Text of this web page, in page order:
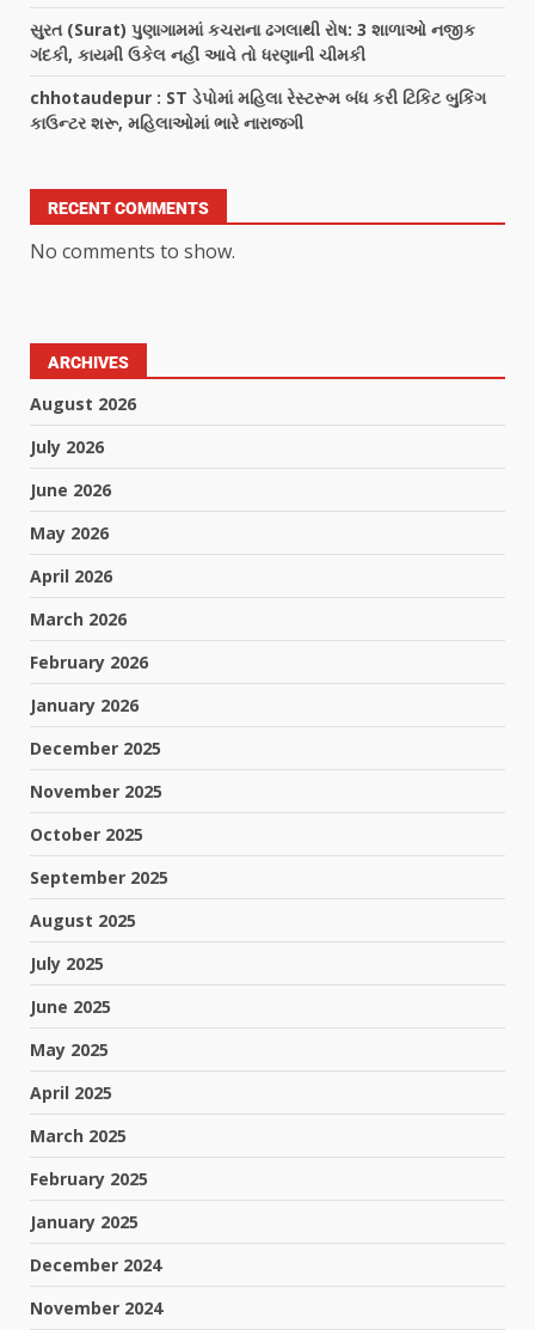
સુરત (Surat) પુણાગામમાં કચરાના ઢગલાથી રોષ: 3 શાળાઓ નજીક
ગંદકી, કાયમી ઉકેલ નહીં આવે તો ધરણાની ચીમકી
chhotaudepur : ST ડેપોમાં મહિલા રેસ્ટરૂમ બંધ કરી ટિકિટ બુકિંગ
કાઉન્ટર શરૂ, મહિલાઓમાં ભારે નારાજગી
RECENT COMMENTS
No comments to show.
ARCHIVES
August 2026
July 2026
June 2026
May 2026
April 2026
March 2026
February 2026
January 2026
December 2025
November 2025
October 2025
September 2025
August 2025
July 2025
June 2025
May 2025
April 2025
March 2025
February 2025
January 2025
December 2024
November 2024